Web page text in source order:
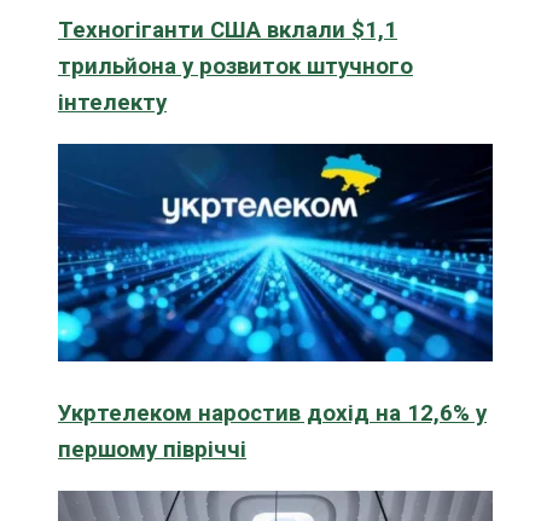
Техногіганти США вклали $1,1
трильйона у розвиток штучного
інтелекту
Укртелеком наростив дохід на 12,6% у
першому півріччі